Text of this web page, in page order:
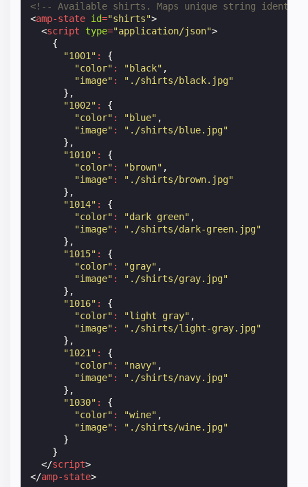
<!-- Available shirts. Maps unique string
<amp-state id="shirts">
<script type="application/json">
{
"1001" :
{
"color" : "black" ,
"image" :
"./shirts/black.jpg"
},
"1002" :
{
"color" : "blue" ,
"image" :
"./shirts/blue.jpg"
},
"1010" :
{
"color" : "brown" ,
"image" :
"./shirts/brown.jpg"
},
"1014" :
{
"color" : "dark green" ,
"image" :
"./shirts/dark-green.jpg"
},
"1015" :
{
"color" : "gray" ,
"image" :
"./shirts/gray.jpg"
},
"1016" :
{
"color" : "light gray" ,
"image" :
"./shirts/light-gray.jpg"
},
"1021" :
{
"color" : "navy" ,
"image" :
"./shirts/navy.jpg"
},
"1030" :
{
"color" : "wine" ,
"image" :
"./shirts/wine.jpg"
}
}
</script>
</amp-state>